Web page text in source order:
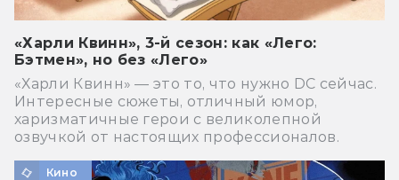
«Харли Квинн», 3-й сезон: как «Лего:
Бэтмен», но без «Лего»
«Харли Квинн» — это то, что нужно DC сейчас.
Интересные сюжеты, отличный юмор,
харизматичные герои с великолепной
озвучкой от настоящих профессионалов.
Кино